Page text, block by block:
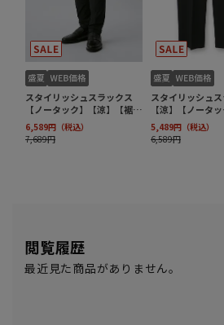
閲覧履歴
最近見た商品がありません。